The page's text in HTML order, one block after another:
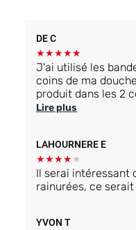
DE C
★★★★★
J'ai utilisé les
coins de ma
produit dans les 2
poser les bandes
Lire plus
LAHOURNERE E
★★★★★
Il serai intéressant
rainurées, ce
YVON T